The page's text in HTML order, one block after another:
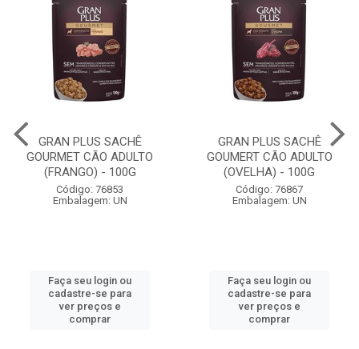
GRAN PLUS SACHÊ
GOURMET CÃO ADULTO
(FRANGO) - 100G
Código: 76853
Embalagem: UN
Faça seu login ou
cadastre-se para
ver preços e
comprar
GRAN PLUS SACHÊ
GOUMERT CÃO ADULTO
(OVELHA) - 100G
Código: 76867
Embalagem: UN
Faça seu login ou
cadastre-se para
ver preços e
comprar